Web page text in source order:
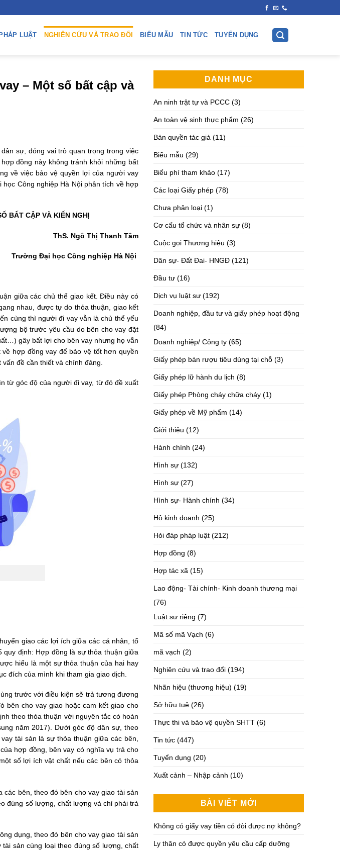
LUẬT NGHIÊN CỨU VÀ TRAO ĐỔI BIỂU MẪU TIN TỨC TUYỂN DỤNG
– Một số bất cập và
sự, đóng vai trò quan trọng trong việc
đồng này không tránh khỏi những bất
về việc bảo vệ quyền lợi của người vay
Công nghiệp Hà Nội phân tích về hợp
BẤT CẬP VÀ KIẾN NGHỊ
ThS. Ngô Thị Thanh Tâm
Trường Đại học Công nghiệp Hà Nội
giữa các chủ thể giao kết. Điều này có
nhau, được tự do thỏa thuận, giao kết
cùng thì người đi vay vẫn là chủ thể yếu
bộ trước yêu cầu do bên cho vay đặt
gây bất lợi cho bên vay nhưng họ vẫn
hợp đồng vay để bảo vệ tốt hơn quyền
đề cần thiết và chính đáng.
từ góc độ của người đi vay, từ đó đề xuất
giao các lợi ích giữa các cá nhân, tổ
định: Hợp đồng là sự thỏa thuận giữa
hiểu là một sự thỏa thuận của hai hay
đích của mình khi tham gia giao dịch.
trước với điều kiện sẽ trả tương đương
bên cho vay giao hoặc cam kết giao cho
theo thỏa thuận với nguyên tắc có hoàn
năm 2017). Dưới góc độ dân sự, theo
tài sản là sự thỏa thuận giữa các bên,
hợp đồng, bên vay có nghĩa vụ trả cho
số lợi ích vật chất nếu các bên có thỏa
bên, theo đó bên cho vay giao tài sản
đúng số lượng, chất lượng và chỉ phải trả
dụng, theo đó bên cho vay giao tài sản
sản cùng loại theo đúng số lượng, chất
DANH MỤC
An ninh trật tự và PCCC (3)
An toàn vệ sinh thực phẩm (26)
Bản quyền tác giả (11)
Biểu mẫu (29)
Biểu phí tham khảo (17)
Các loại Giấy phép (78)
Chưa phân loại (1)
Cơ cấu tổ chức và nhân sự (8)
Cuộc gọi Thương hiệu (3)
Dân sự- Đất Đai- HNGĐ (121)
Đầu tư (16)
Dịch vụ luật sư (192)
Doanh nghiệp, đầu tư và giấy phép hoạt động
(84)
Doanh nghiệp/ Công ty (65)
Giấy phép bán rượu tiêu dùng tại chỗ (3)
Giấy phép lữ hành du lịch (8)
Giấy phép Phòng cháy chữa cháy (1)
Giấy phép về Mỹ phẩm (14)
Giới thiệu (12)
Hành chính (24)
Hình sự (132)
Hình sự (27)
Hình sự- Hành chính (34)
Hộ kinh doanh (25)
Hỏi đáp pháp luật (212)
Hợp đồng (8)
Hợp tác xã (15)
Lao động- Tài chính- Kinh doanh thương mại
(76)
Luật sư riêng (7)
Mã số mã Vạch (6)
mã vạch (2)
Nghiên cứu và trao đổi (194)
Nhãn hiệu (thương hiệu) (19)
Sở hữu tuệ (26)
Thực thi và bảo vệ quyền SHTT (6)
Tin tức (447)
Tuyển dụng (20)
Xuất cảnh – Nhập cảnh (10)
BÀI VIẾT MỚI
Không có giấy vay tiền có đòi được nợ không?
Ly thân có được quyền yêu cầu cấp dưỡng